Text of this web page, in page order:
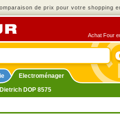
de prix pour votre shopping
Achat Four
Electroménager
DOP 8575